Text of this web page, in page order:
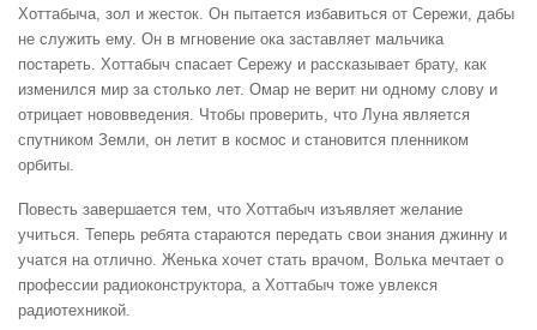
Хоттабыча, зол и жесток. Он пытается избавиться от Сережи, дабы
не служить ему. Он в мгновение ока заставляет мальчика
постареть. Хоттабыч спасает Сережу и рассказывает брату, как
изменился мир за столько лет. Омар не верит ни одному слову и
отрицает нововведения. Чтобы проверить, что Луна является
спутником Земли, он летит в космос и становится пленником
орбиты.
Повесть завершается тем, что Хоттабыч изъявляет желание
учиться. Теперь ребята стараются передать свои знания джинну и
учатся на отлично. Женька хочет стать врачом, Волька мечтает о
профессии радиоконструктора, а Хоттабыч тоже увлекся
радиотехникой.